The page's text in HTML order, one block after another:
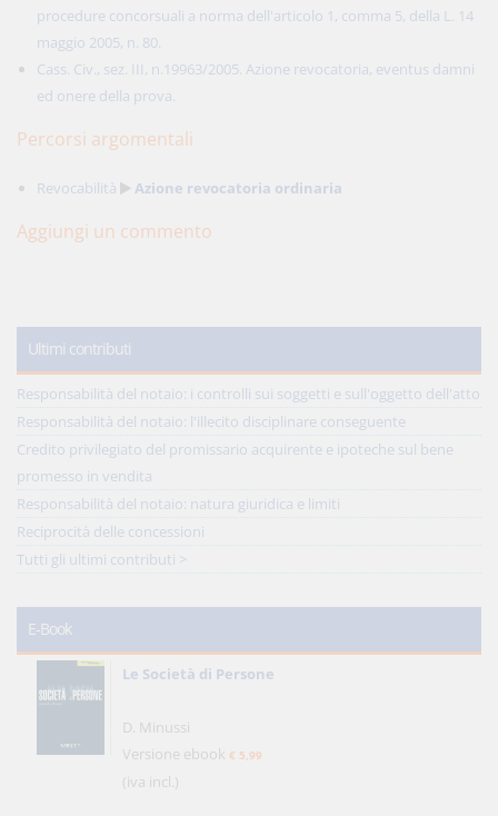
procedure concorsuali a norma dell'articolo 1, comma 5, della L. 14
maggio 2005, n. 80.
Cass. Civ., sez. III, n.19963/2005. Azione revocatoria, eventus damni
ed onere della prova.
Percorsi argomentali
Revocabilità Azione revocatoria ordinaria
Aggiungi un commento
Ultimi contributi
Responsabilità del notaio: i controlli sui soggetti e sull'oggetto dell'atto
Responsabilità del notaio: l'illecito disciplinare conseguente
Credito privilegiato del promissario acquirente e ipoteche sul bene
promesso in vendita
Responsabilità del notaio: natura giuridica e limiti
Reciprocità delle concessioni
Tutti gli ultimi contributi >
E-Book
Le Società di Persone
D. Minussi
Versione ebook € 5,99
(iva incl.)